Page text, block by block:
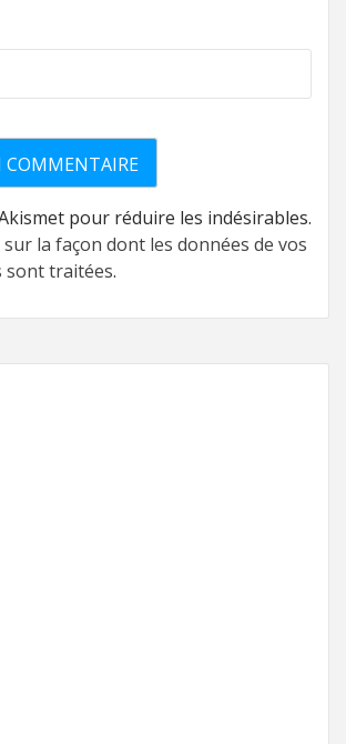
pour réduire les indésirables.
la façon dont les données de vos
sont traitées.